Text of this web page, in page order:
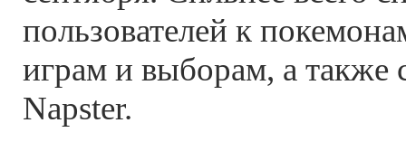
пользователей к
играм и выборам, а также
Napster.